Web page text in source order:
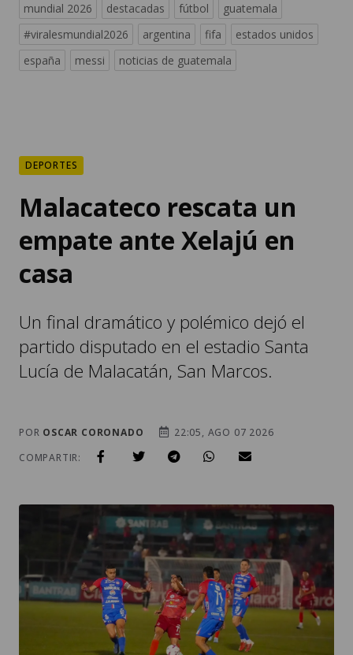
mundial 2026 destacadas fútbol
guatemala
#viralesmundial2026
argentina fifa
estados unidos
españa
messi noticias de guatemala
DEPORTES
Malacateco rescata un
empate ante Xelajú en
casa
Un final dramático y polémico dejó el
partido disputado en el estadio Santa
Lucía de Malacatán, San Marcos.
POR OSCAR CORONADO
22:05, AGO 07 2026
COMPARTIR: